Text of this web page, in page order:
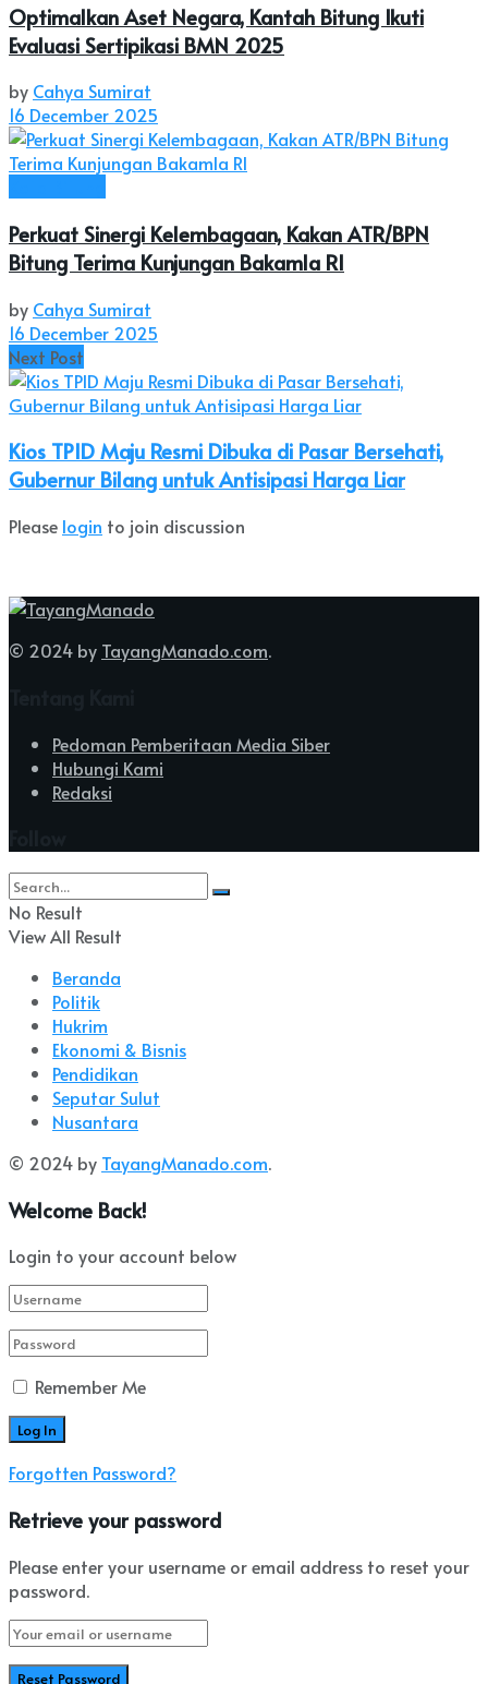
Optimalkan Aset Negara, Kantah Bitung Ikuti
Evaluasi Sertipikasi BMN 2025
by Cahya Sumirat
16 December 2025
Perkuat Sinergi Kelembagaan, Kakan ATR/BPN
Bitung Terima Kunjungan Bakamla RI
by Cahya Sumirat
16 December 2025
Next Post
Kios TPID Maju Resmi Dibuka di Pasar Bersehati,
Gubernur Bilang untuk Antisipasi Harga Liar
Please login to join discussion
© 2024 by TayangManado.com.
Pedoman Pemberitaan Media Siber
Hubungi Kami
Redaksi
No Result
View All Result
Beranda
Politik
Hukrim
Ekonomi & Bisnis
Pendidikan
Seputar Sulut
Nusantara
© 2024 by TayangManado.com.
Welcome Back!
Login to your account below
Remember Me
Forgotten Password?
Retrieve your password
Please enter your username or email address to reset your
password.